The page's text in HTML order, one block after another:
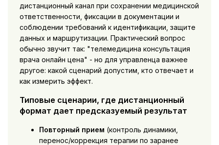
дистанционный канал при сохранении медицинской
ответственности, фиксации в документации и
соблюдении требований к идентификации, защите
данных и маршрутизации. Практический вопрос
обычно звучит так: "телемедицина консультация
врача онлайн цена" - но для управленца важнее
другое: какой сценарий допустим, кто отвечает и
как измерить эффект.
Типовые сценарии, где дистанционный
формат дает предсказуемый результат
Повторный прием (контроль динамики,
перенос/коррекция терапии по заранее